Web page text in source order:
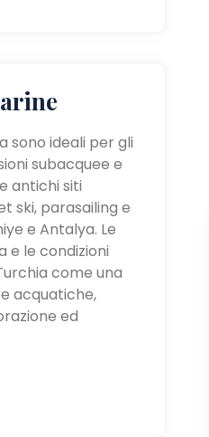
sono ideali per gli
subacquee e
antichi siti
ski, parasailing e
e Antalya. Le
e le condizioni
come una
acquatiche,
ed